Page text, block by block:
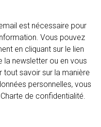
est nécessaire pour
Vous pouvez
en cliquant sur le lien
la newsletter ou en vous
savoir sur la manière
personnelles, vous
de confidentialité.